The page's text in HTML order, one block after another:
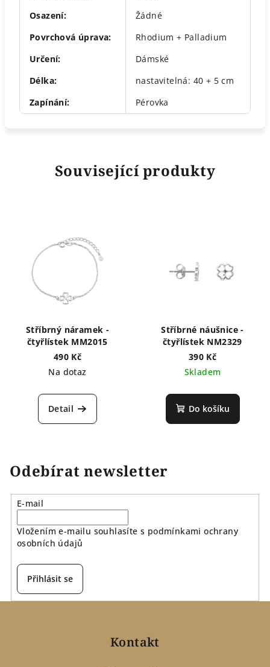
Osazení:
Žádné
Povrchová úprava:
Rhodium + Palladium
Určení:
Dámské
Délka:
nastavitelná: 40 + 5 cm
Zapínání: Pérovka
Související produkty
Stříbrný náramek -
čtyřlístek MM2015
490 Kč
Na dotaz
Detail
Stříbrné náušnice -
čtyřlístek NM2329
390 Kč
Skladem
Do košíku
Odebírat newsletter
E-mail
Vložením e-mailu souhlasíte s podmínkami ochrany
osobních údajů
Přihlásit se
Kontakt